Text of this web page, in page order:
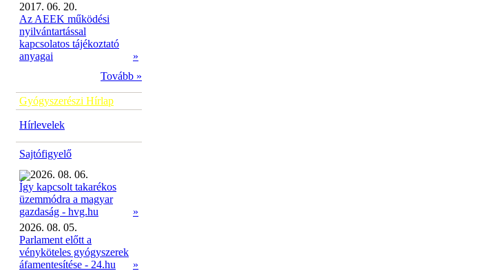
2017. 06. 20.
Az AEEK működési
nyilvántartással
kapcsolatos tájékoztató
anyagai
»
Tovább »
Gyógyszerészi Hírlap
Hírlevelek
Sajtófigyelő
2026. 08. 06.
Így kapcsolt takarékos
üzemmódra a magyar
gazdaság - hvg.hu
»
2026. 08. 05.
Parlament előtt a
vényköteles gyógyszerek
áfamentesítése - 24.hu
»